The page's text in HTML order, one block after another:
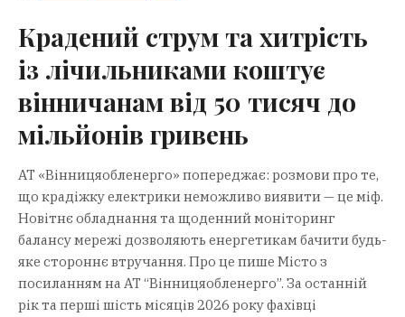
Крадений струм та хитрість
із лічильниками коштує
вінничанам від 50 тисяч до
мільйонів гривень
АТ «Вінницяобленерго» попереджає: розмови про те,
що крадіжку електрики неможливо виявити — це міф.
Новітнє обладнання та щоденний моніторинг
балансу мережі дозволяють енергетикам бачити будь-
яке стороннє втручання. Про це пише Місто з
посиланням на АТ “Вінницяобленерго”. За останній
рік та перші шість місяців 2026 року фахівці